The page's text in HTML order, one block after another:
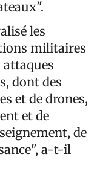
les
militaires
attaques
dont des
et de drones,
et de
de
a-t-il